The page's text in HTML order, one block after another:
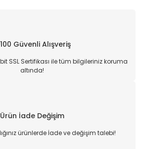
Güvenli Alışveriş
SSL Sertifikası ile tüm bilgileriniz koruma
altında!
Ürün İade Değişim
ürünlerde İade ve değişim talebi!